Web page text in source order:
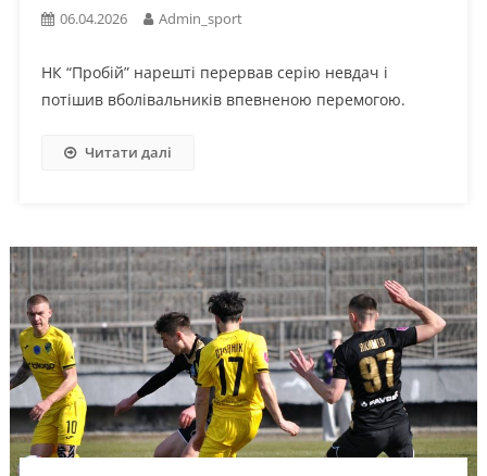
06.04.2026 Admin_sport
НК “Пробій” нарешті перервав серію невдач і
потішив вболівальників впевненою перемогою.
Читати далі